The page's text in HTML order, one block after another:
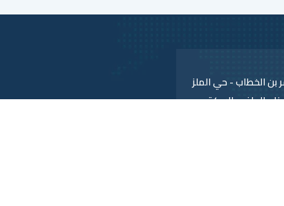
الخطاب - حي الملز
الجاف والسكة